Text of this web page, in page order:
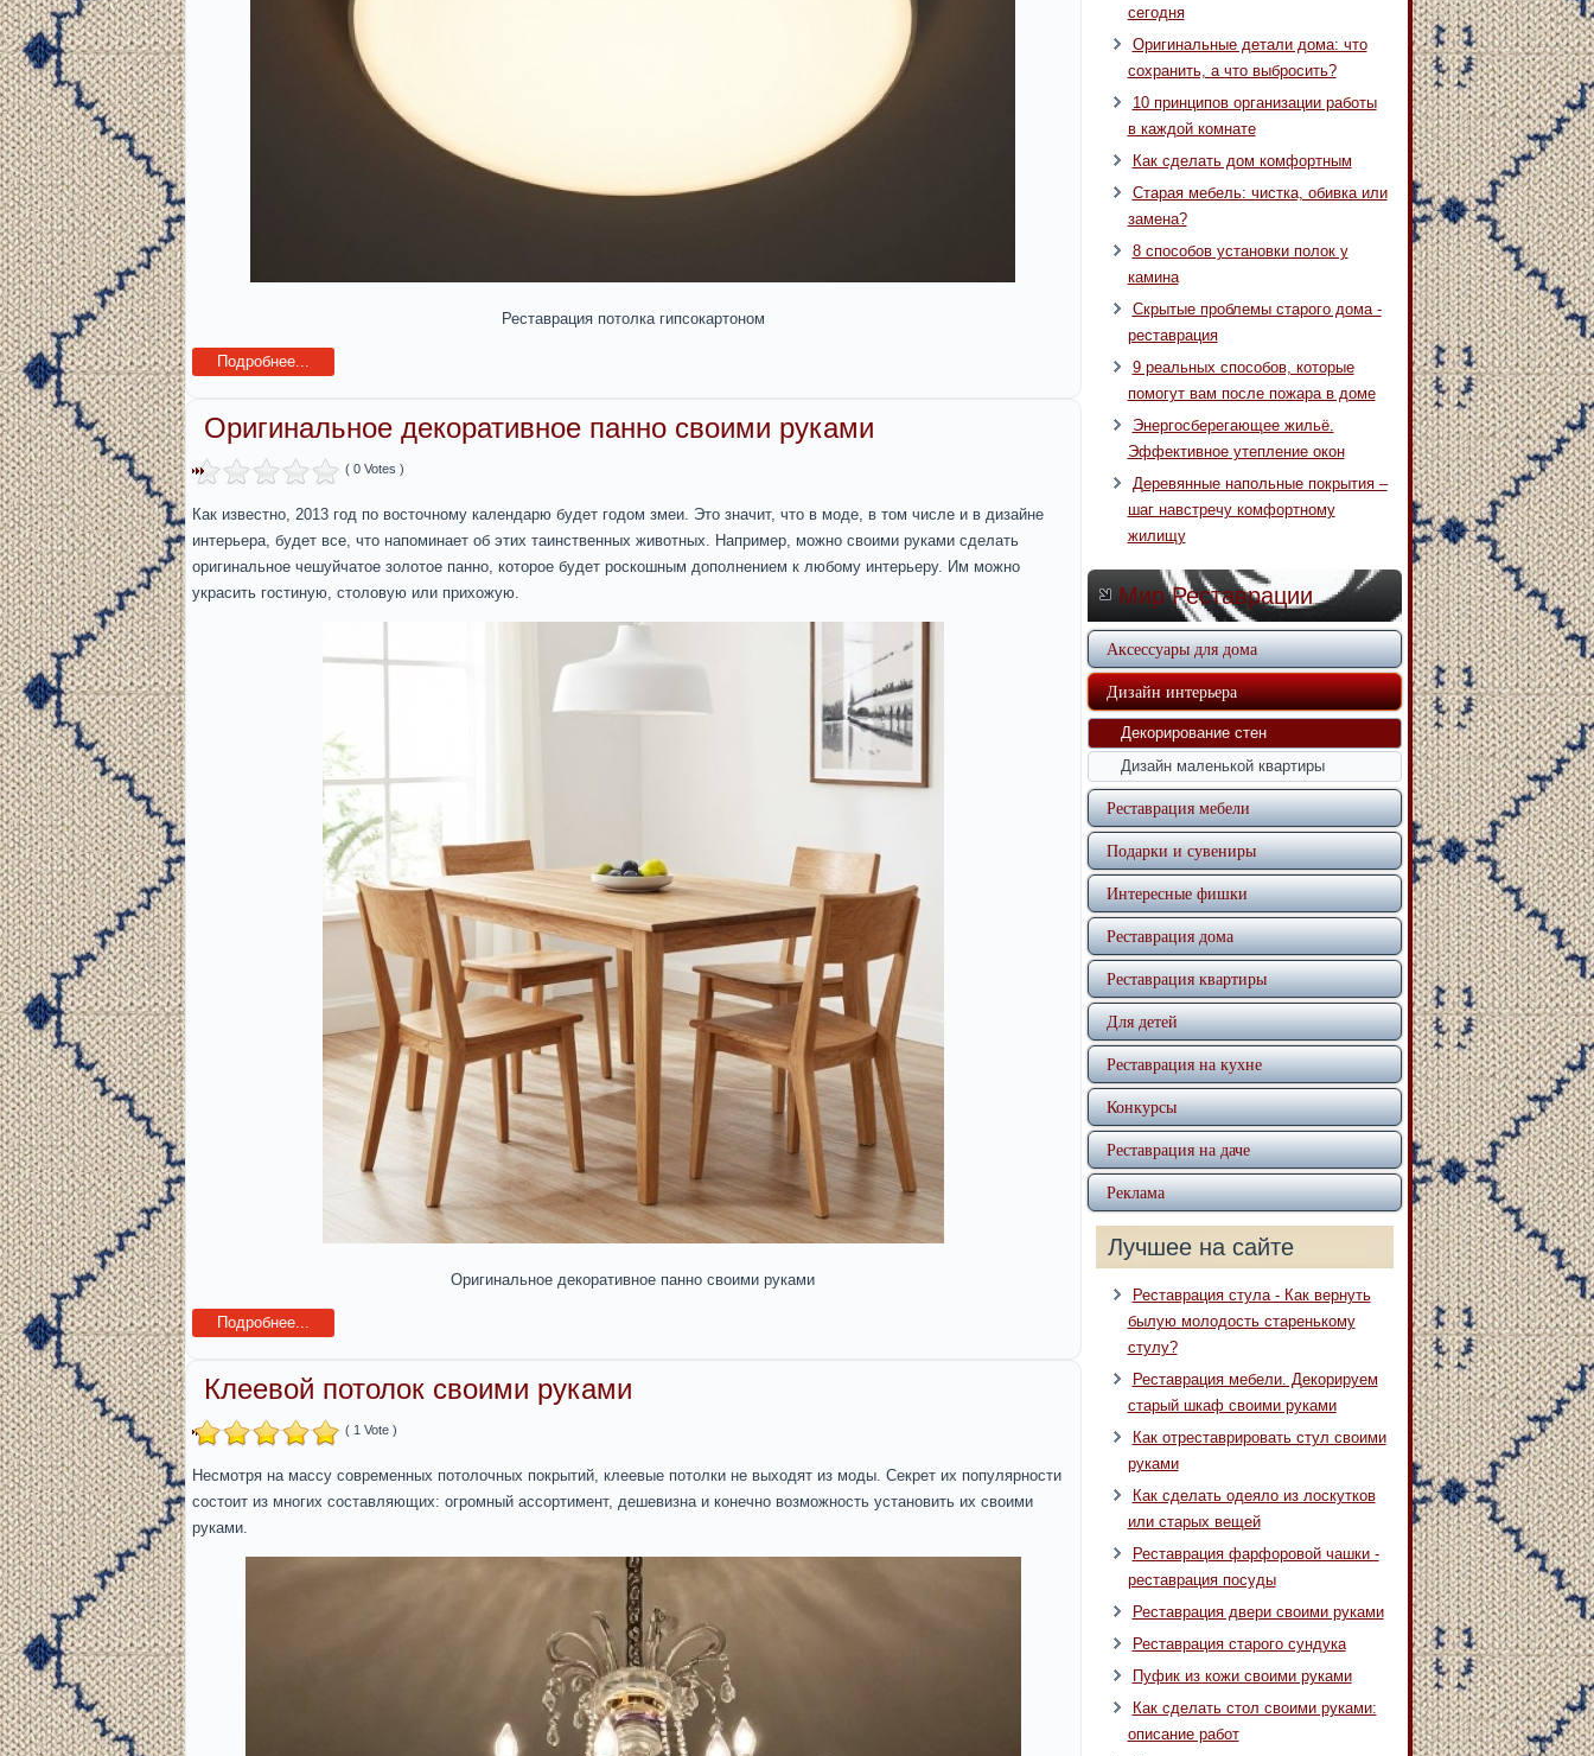
Реставрация потолка гипсокартоном
Подробнее...
Оригинальное декоративное панно своими руками
( 0 Votes )
Как известно, 2013 год по восточному календарю будет годом змеи. Это значит, что в моде, в том числе и в дизайне
интерьера, будет все, что напоминает об этих таинственных животных. Например, можно своими руками сделать
оригинальное чешуйчатое золотое панно, которое будет роскошным дополнением к любому интерьеру. Им можно
украсить гостиную, столовую или прихожую.
Оригинальное декоративное панно своими руками
Подробнее...
Клеевой потолок своими руками
( 1 Vote )
Несмотря на массу современных потолочных покрытий, клеевые потолки не выходят из моды. Секрет их популярности
состоит из многих составляющих: огромный ассортимент, дешевизна и конечно возможность установить их своими
руками.
сегодня
Оригинальные детали дома: что
сохранить, а что выбросить?
10 принципов организации работы
в каждой комнате
Как сделать дом комфортным
Старая мебель: чистка, обивка или
замена?
8 способов установки полок у
камина
Скрытые проблемы старого дома -
реставрация
9 реальных способов, которые
помогут вам после пожара в доме
Энергосберегающее жильё.
Эффективное утепление окон
Деревянные напольные покрытия –
шаг навстречу комфортному
жилищу
Мир Реставрации
Аксессуары для дома
Дизайн интерьера
Декорирование стен
Дизайн маленькой квартиры
Реставрация мебели
Подарки и сувениры
Интересные фишки
Реставрация дома
Реставрация квартиры
Для детей
Реставрация на кухне
Конкурсы
Реставрация на даче
Реклама
Лучшее на сайте
Реставрация стула - Как вернуть
былую молодость старенькому
стулу?
Реставрация мебели. Декорируем
старый шкаф своими руками
Как отреставрировать стул своими
руками
Как сделать одеяло из лоскутков
или старых вещей
Реставрация фарфоровой чашки -
реставрация посуды
Реставрация двери своими руками
Реставрация старого сундука
Пуфик из кожи своими руками
Как сделать стол своими руками:
описание работ